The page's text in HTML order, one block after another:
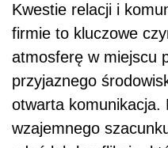
Kwestie relacji i
firmie to kluczowe
atmosferę w miejscu
przyjaznego
otwarta komunikacja.
wzajemnego